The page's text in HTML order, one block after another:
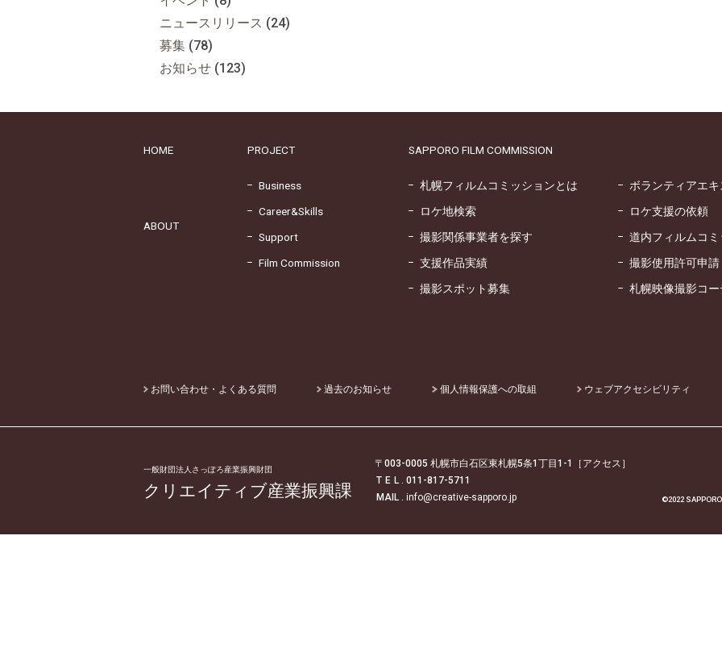
ニュースリリース (24)
募集 (78)
お知らせ (123)
HOME
ABOUT
PROJECT
Business
Career&Skills
Support
Film Commission
SAPPORO FILM COMMISSION
札幌フィルムコミッションとは
ロケ地検索
撮影関係事業者を探す
支援作品実績
撮影スポット募集
ボランティアエキ
ロケ支援の依頼
道内フィルムコミ
撮影使用許可申請
札幌映像撮影コー
お問い合わせ・よくある質問 過去のお知らせ 個人情報保護への取組 ウェブアクセシビリティ
一般財団法人さっぽろ産業振興財団
クリエイティブ産業振興課
〒003-0005 札幌市白石区東札幌5条1丁目1-1
［アクセス］
T E L. 011-817-5711
MAIL .info@creative-sapporo.jp ©2022